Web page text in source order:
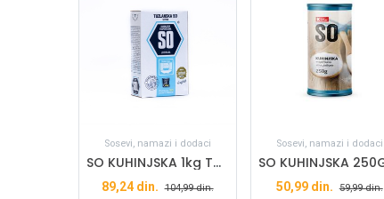
Sosevi, namazi i dodaci
SO KUHINJSKA 1kg TUZLA
89,24din. 104,99din.
Sosevi, namazi i dodaci
50,99din. 59,99din.